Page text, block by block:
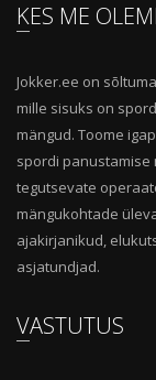
KES ME
Jokker.ee on
mille sisuks on
mängud. Toome
spordi panustamise
tegutsevate
mängukohtade
ajakirjanikud,
asjatundjad.
VASTUTUS